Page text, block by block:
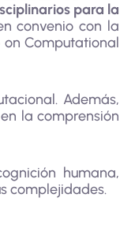
para la
convenio con la
Computational
Además,
la comprensión
humana,
complejidades.